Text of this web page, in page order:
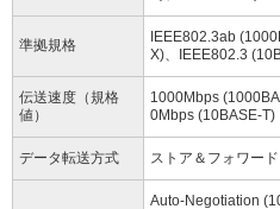
準拠規格
IEEE802.3ab
X)、IEEE802.3
伝送速度（規格
値）
1000Mbps
0Mbps (10BASE-T)
データ転送方式 ストア＆フォワード
Auto-Negotiation